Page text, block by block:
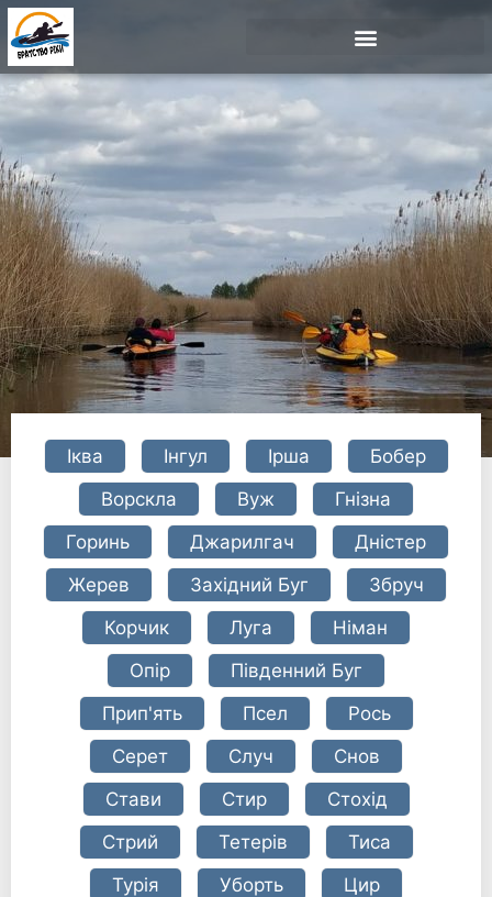
Іква Інгул Ірша
Бобер
Ворскла
Вуж
Гнізна
Горинь
Джарилгач
Дністер
Жерев
Західний Буг
Збруч
Корчик
Луга
Німан
Опір
Південний Буг
Прип'ять
Псел
Рось
Серет
Случ
Снов
Стави
Стир
Стохід
Стрий
Тетерів
Тиса
Турія
Уборть
Цир